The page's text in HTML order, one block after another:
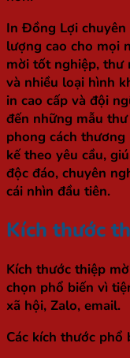
In Đồng Lợi chuyên
lượng cao cho mọi
mời tốt nghiệp, thư
và nhiều loại hình
in cao cấp và đội
đến những mẫu
phong cách
kế theo yêu cầu,
độc đáo, chuyên
cái nhìn đầu tiên.
Kích thước
Kích thước thiệp
chọn phổ biến vì
xã hội, Zalo, email.
Các kích thước phổ